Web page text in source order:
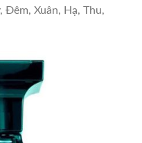
Đêm, Xuân, Hạ, Thu,